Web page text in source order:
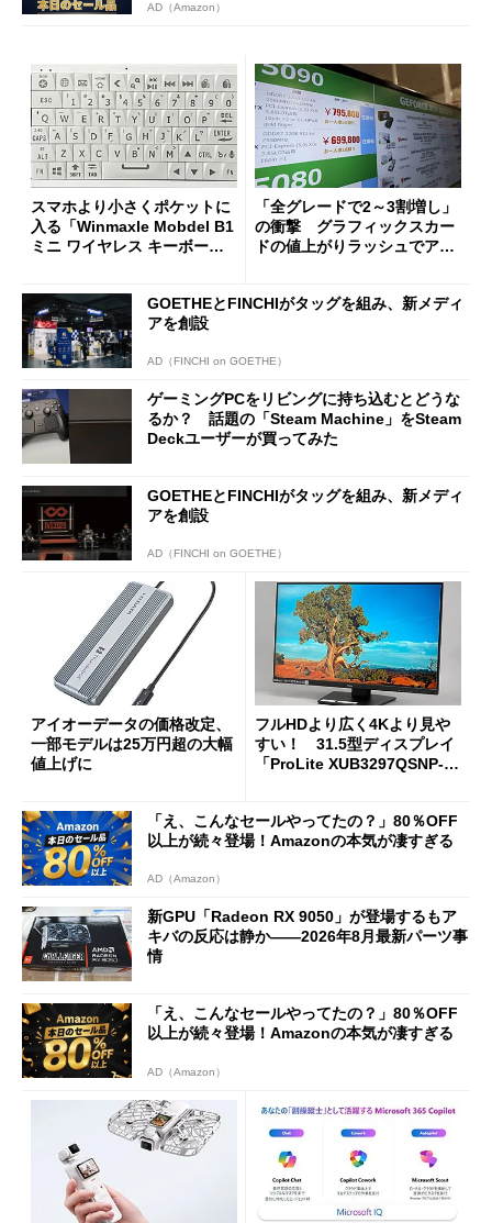
AD（Amazon）
スマホより小さくポケットに
入る「Winmaxle Mobdel B1
ミニ ワイヤレス キーボー
「全グレードで2～3割増し」
の衝撃 グラフィックスカー
ドの値上がりラッシュでアキ
GOETHEとFINCHIがタッグを組み、新メディ
アを創設
AD（FINCHI on GOETHE）
ゲーミングPCをリビングに持ち込むとどうな
るか？ 話題の「Steam Machine」をSteam
Deckユーザーが買ってみた
GOETHEとFINCHIがタッグを組み、新メディ
アを創設
AD（FINCHI on GOETHE）
アイオーデータの価格改定、
一部モデルは25万円超の大幅
値上げに
フルHDより広く4Kより見や
すい！ 31.5型ディスプレイ
「ProLite XUB3297QSNP-B
「え、こんなセールやってたの？」80％OFF
以上が続々登場！Amazonの本気が凄すぎる
AD（Amazon）
新GPU「Radeon RX 9050」が登場するもア
キバの反応は静か――2026年8月最新パーツ事
情
「え、こんなセールやってたの？」80％OFF
以上が続々登場！Amazonの本気が凄すぎる
AD（Amazon）